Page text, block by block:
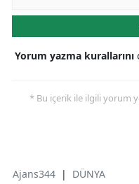
Yorum yazma kurallarını
* Bu içerik ile ilgili yorum
Ajans344 | DÜNYA